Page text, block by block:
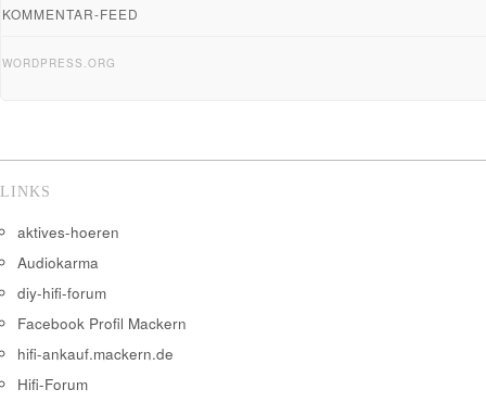
KOMMENTAR-FEED
WORDPRESS.ORG
LINKS
aktives-hoeren
Audiokarma
diy-hifi-forum
Facebook Profil Mackern
hifi-ankauf.mackern.de
Hifi-Forum